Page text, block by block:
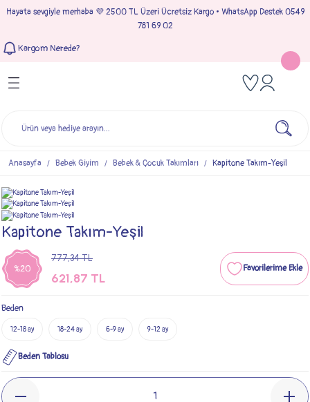
Hayata sevgiyle merhaba 💜 2500 TL Üzeri Ücretsiz Kargo • WhatsApp Destek 0549
781 69 02
Kargom Nerede?
Geri Dön
Geri Dön
Geri Dön
Geri Dön
Anasayfa Bebek Giyim Bebek & Çocuk Takımları Kapitone Takım-Yeşil
Kapitone Takım-Yeşil
%20
777,34 TL
621,87 TL
Beden
12-18 ay 18-24 ay 6-9 ay 9-12 ay
Beden Tablosu